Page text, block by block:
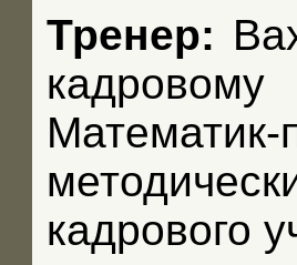
Тренер:
кадровому
кадрового